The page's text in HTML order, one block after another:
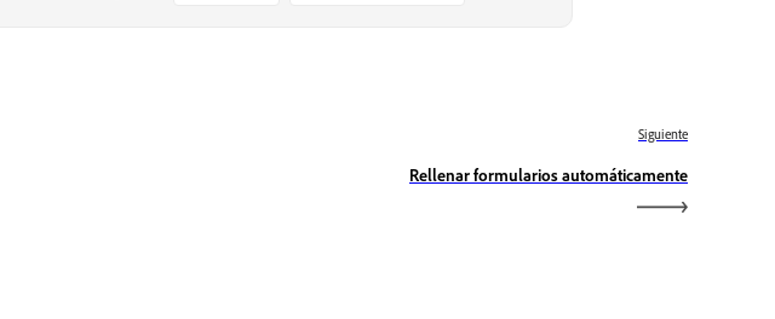
Siguiente
Rellenar formularios automáticamente